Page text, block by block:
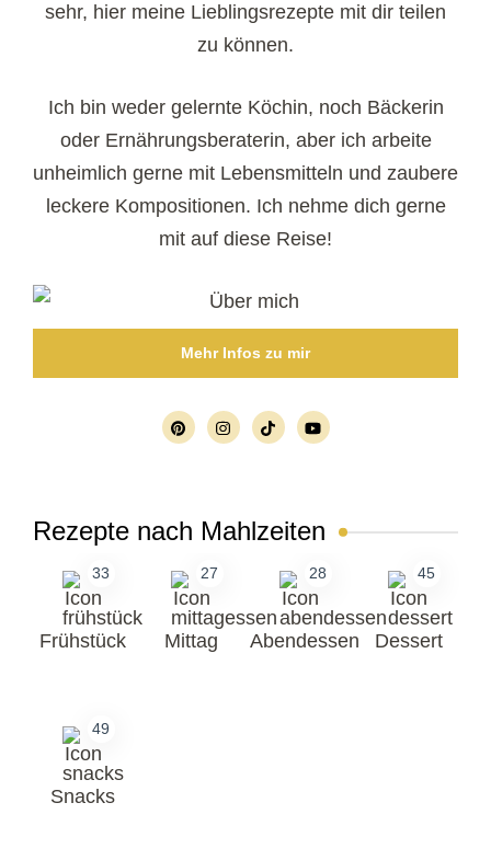
sehr, hier meine Lieblingsrezepte mit dir teilen
zu können.
Ich bin weder gelernte Köchin, noch Bäckerin
oder Ernährungsberaterin, aber ich arbeite
unheimlich gerne mit Lebensmitteln und zaubere
leckere Kompositionen. Ich nehme dich gerne
mit auf diese Reise!
Mehr Infos zu mir
Rezepte nach Mahlzeiten
33
Frühstück
27
Mittag
28
Abendessen
45
Dessert
49
Snacks